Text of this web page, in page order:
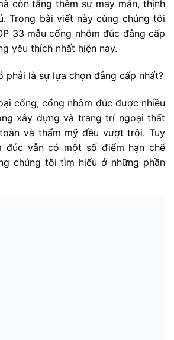
còn tăng thêm sự may mắn, thịnh
Trong bài viết này cùng chúng tôi
33 mẫu cổng nhôm đúc đẳng cấp
yêu thích nhất hiện nay.
phải là sự lựa chọn đẳng cấp nhất?
cổng, cổng nhôm đúc được nhiều
xây dựng và trang trí ngoại thất
và thẩm mỹ đều vượt trội. Tuy
đúc vẫn có một số điểm hạn chế
chúng tôi tìm hiểu ở những phần